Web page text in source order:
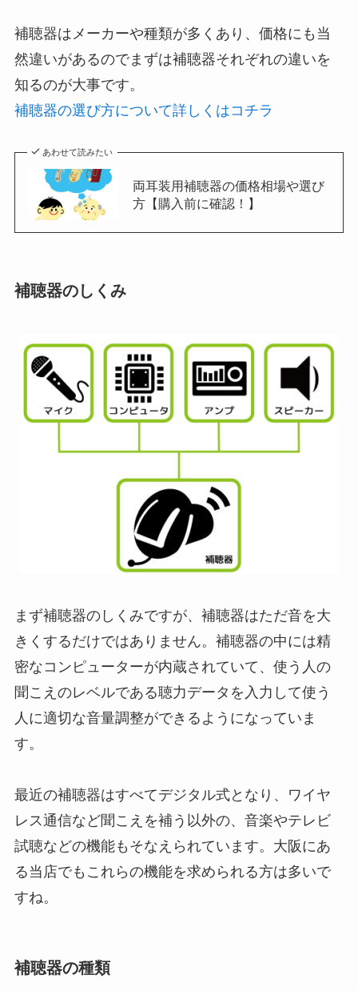
補聴器はメーカーや種類が多くあり、価格にも当
然違いがあるのでまずは補聴器それぞれの違いを
知るのが大事です。
補聴器の選び方について詳しくはコチラ
あわせて読みたい
両耳装用補聴器の価格相場や選び
方【購入前に確認！】
補聴器のしくみ
まず補聴器のしくみですが、補聴器はただ音を大
きくするだけではありません。補聴器の中には精
密なコンピューターが内蔵されていて、使う人の
聞こえのレベルである聴力データを入力して使う
人に適切な音量調整ができるようになっていま
す。
最近の補聴器はすべてデジタル式となり、ワイヤ
レス通信など聞こえを補う以外の、音楽やテレビ
試聴などの機能もそなえられています。大阪にあ
る当店でもこれらの機能を求められる方は多いで
すね。
補聴器の種類